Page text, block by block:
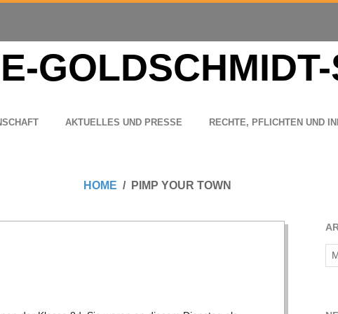
AKTU­EL­LES UND PRESSE RECHTE, PFLICH­TEN UND
HOME PIMP YOUR TOWN